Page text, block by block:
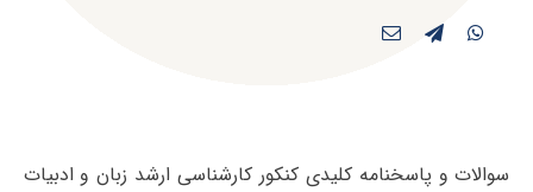
سوالات و پاسخنامه کلیدی کنکور کارشناسی ارشد زبان و ادبیات